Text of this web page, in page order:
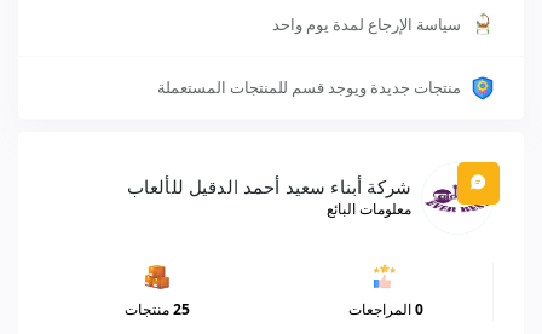
سياسة الإرجاع لمدة يوم واحد
منتجات جديدة ويوجد قسم للمنتجات المستعملة
شركة أبناء سعيد أحمد الدقيل للألعاب
معلومات البائع
0المراجعات 25منتجات